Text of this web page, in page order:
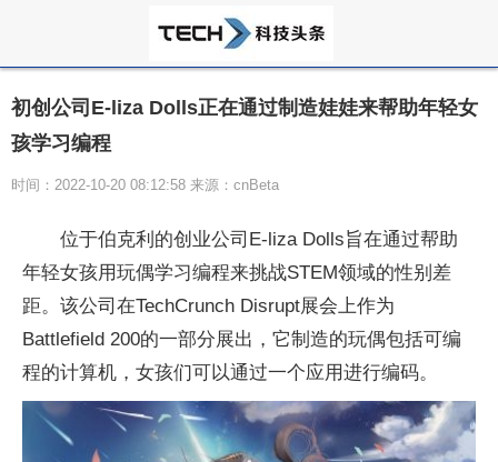
初创公司E-liza Dolls正在通过制造娃娃来帮助年轻女
孩学习编程
时间：2022-10-20 08:12:58 来源：cnBeta
位于伯克利的创业公司E-liza Dolls旨在通过帮助
年轻女孩用玩偶学习编程来挑战STEM领域的性别差
距。该公司在TechCrunch Disrupt展会上作为
Battlefield 200的一部分展出，它制造的玩偶包括可编
程的计算机，女孩们可以通过一个应用进行编码。